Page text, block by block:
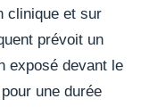
clinique et sur
prévoit un
exposé devant le
une durée